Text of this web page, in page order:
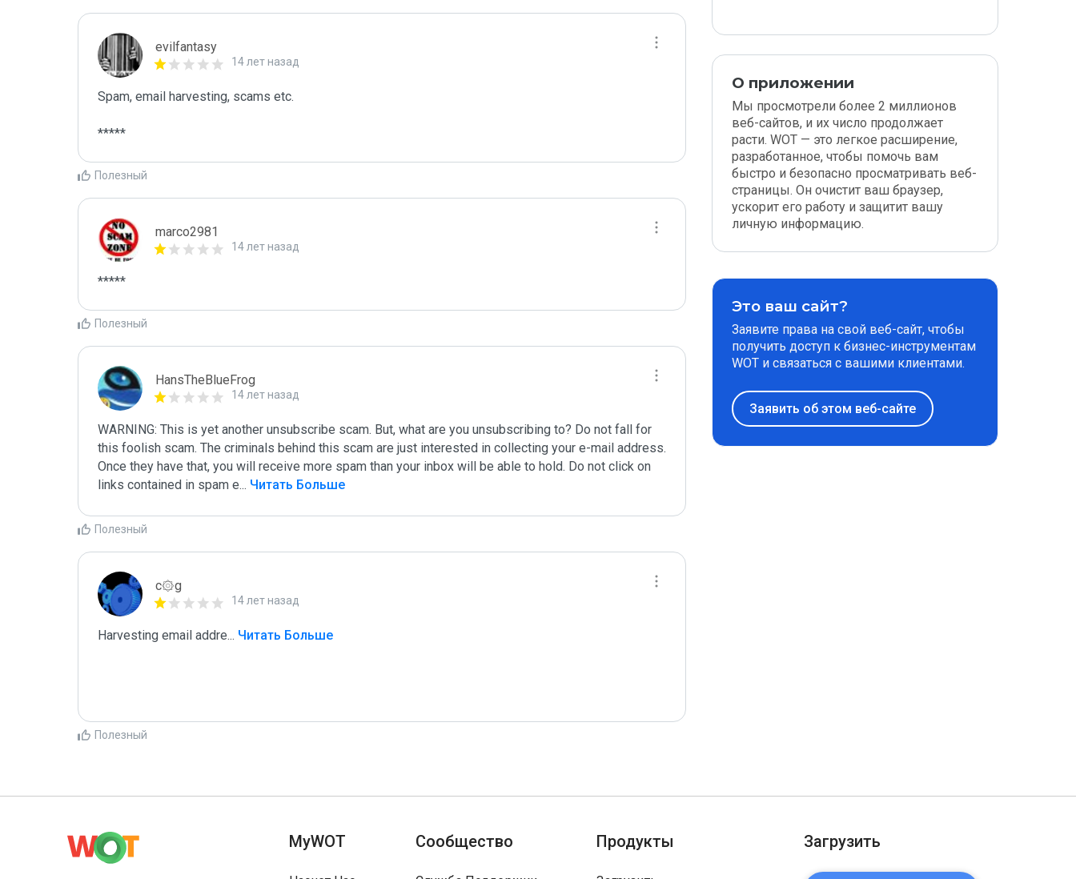
evilfantasy
14 лет назад
Spam, email harvesting, scams etc.
*****
Полезный
marco2981
14 лет назад
*****
Полезный
HansTheBlueFrog
14 лет назад
WARNING: This is yet another unsubscribe scam. But, what are you unsubscribing to? Do not fall for
this foolish scam. The criminals behind this scam are just interested in collecting your e-mail address.
Once they have that, you will receive more spam than your inbox will be able to hold. Do not click on
links contained in spam e... Читать Больше
Полезный
c۞g
14 лет назад
Harvesting email addre... Читать Больше
Полезный
О приложении
Мы просмотрели более 2 миллионов
веб-сайтов, и их число продолжает
расти. WOT — это легкое расширение,
разработанное, чтобы помочь вам
быстро и безопасно просматривать веб-
страницы. Он очистит ваш браузер,
ускорит его работу и защитит вашу
личную информацию.
Это ваш сайт?
Заявите права на свой веб-сайт, чтобы
получить доступ к бизнес-инструментам
WOT и связаться с вашими клиентами.
Заявить об этом веб-сайте
MyWOT Сообщество Продукты Загрузить